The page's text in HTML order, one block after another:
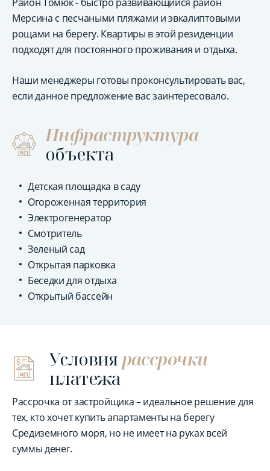
Мерсина с песчаными пляжами и эвкалиптовыми
рощами на берегу. Квартиры в этой резиденции
подходят для постоянного проживания и отдыха.
Наши менеджеры готовы проконсультировать вас,
если данное предложение вас заинтересовало.
Инфраструктура
объекта
Детская площадка в саду
Огороженная территория
Электрогенератор
Смотритель
Зеленый сад
Открытая парковка
Беседки для отдыха
Открытый бассейн
Условиярассрочки
платежа
Рассрочка от застройщика – идеальное решение для
тех, кто хочет купить апартаменты на берегу
Средиземного моря, но не имеет на руках всей
суммы денег.